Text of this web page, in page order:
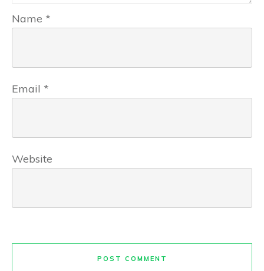
Name *
Email *
Website
POST COMMENT